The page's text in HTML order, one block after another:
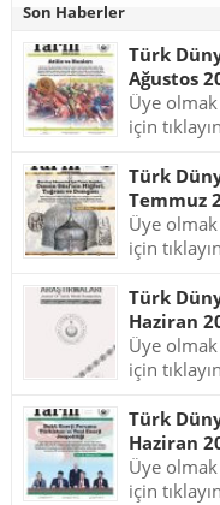
Son Haberler
Türk
Ağustos
Üye olmak
için
Türk
Temmuz
Üye olmak
için
Türk
Haziran
Üye olmak
için
Türk
Haziran
Üye olmak
için